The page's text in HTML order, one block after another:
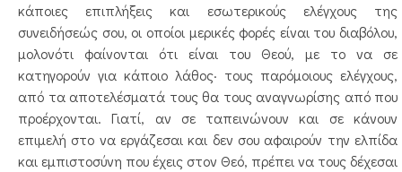
κάποιες επιπλήξεις και εσωτερικούς ελέγχους της
συνειδήσεώς σου, οι οποίοι μερικές φορές είναι του διαβόλου,
μολονότι φαίνονται ότι είναι του Θεού, με το να σε
κατηγορούν για κάποιο λάθος· τους παρόμοιους ελέγχους,
από τα αποτελέσματά τους θα τους αναγνωρίσης από που
προέρχονται. Γιατί, αν σε ταπεινώνουν και σε κάνουν
επιμελή στο να εργάζεσαι και δεν σου αφαιρούν την ελπίδα
και εμπιστοσύνη που έχεις στον Θεό, πρέπει να τους δέχεσαι